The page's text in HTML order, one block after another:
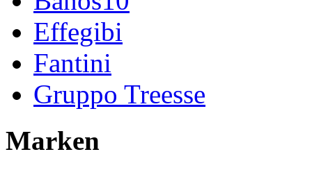
Effegibi
Fantini
Gruppo Treesse
Marken